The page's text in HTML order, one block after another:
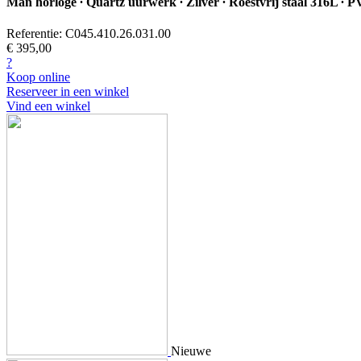
Referentie: C045.410.26.031.00
€ 395,00
?
Koop online
Reserveer in een winkel
Vind een winkel
Nieuwe